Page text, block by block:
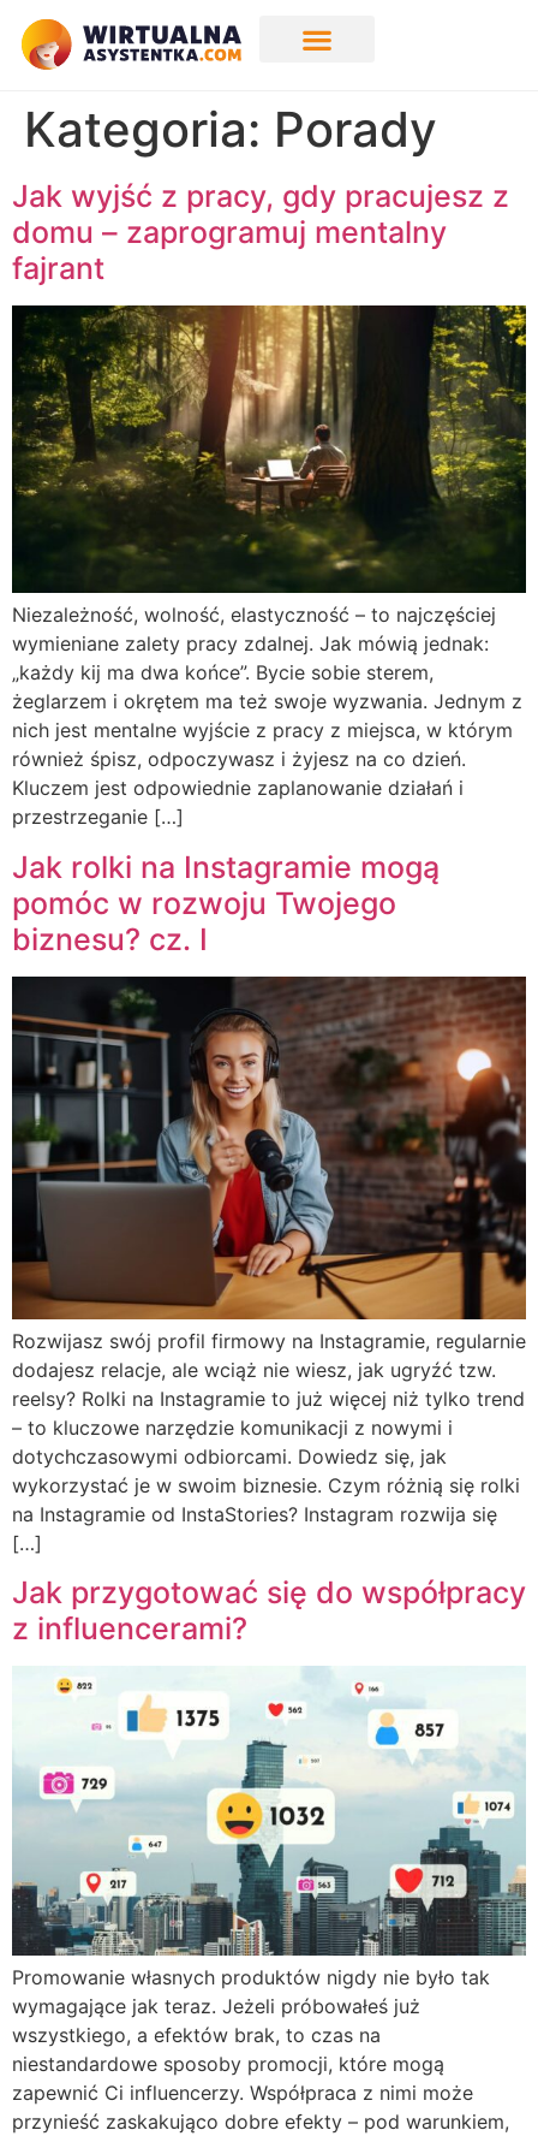
Kategoria: Porady
Jak wyjść z pracy, gdy pracujesz z
domu – zaprogramuj mentalny
fajrant
Niezależność, wolność, elastyczność – to najczęściej
wymieniane zalety pracy zdalnej. Jak mówią jednak:
„każdy kij ma dwa końce”. Bycie sobie sterem,
żeglarzem i okrętem ma też swoje wyzwania. Jednym z
nich jest mentalne wyjście z pracy z miejsca, w którym
również śpisz, odpoczywasz i żyjesz na co dzień.
Kluczem jest odpowiednie zaplanowanie działań i
przestrzeganie […]
Jak rolki na Instagramie mogą
pomóc w rozwoju Twojego
biznesu? cz. I
Rozwijasz swój profil firmowy na Instagramie, regularnie
dodajesz relacje, ale wciąż nie wiesz, jak ugryźć tzw.
reelsy? Rolki na Instagramie to już więcej niż tylko trend
– to kluczowe narzędzie komunikacji z nowymi i
dotychczasowymi odbiorcami. Dowiedz się, jak
wykorzystać je w swoim biznesie. Czym różnią się rolki
na Instagramie od InstaStories? Instagram rozwija się
[…]
Jak przygotować się do współpracy
z influencerami?
Promowanie własnych produktów nigdy nie było tak
wymagające jak teraz. Jeżeli próbowałeś już
wszystkiego, a efektów brak, to czas na
niestandardowe sposoby promocji, które mogą
zapewnić Ci influencerzy. Współpraca z nimi może
przynieść zaskakująco dobre efekty – pod warunkiem,